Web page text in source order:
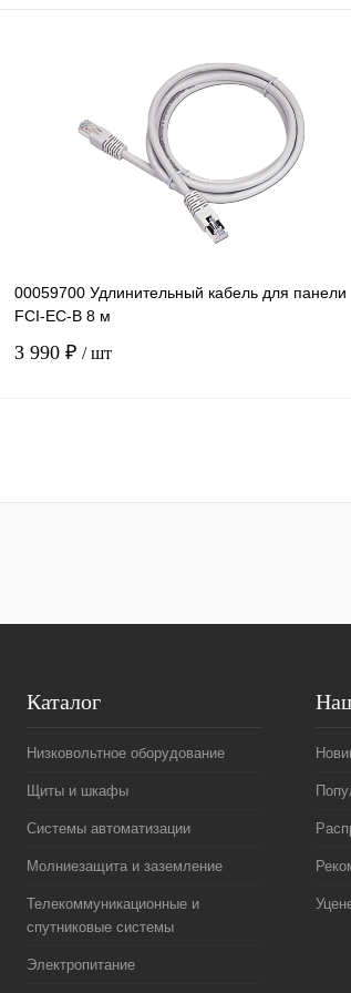
Сравнение
В избранное Под заказ
00059700 Удлинительный кабель для панели
FCI-EC-В 8 м
3 990 ₽ / шт
Купить в 1 клик Сравнение
Каталог
Низковольтное оборудование
Щиты и шкафы
Системы автоматизации
Молниезащита и заземление
Телекоммуникационные и
спутниковые системы
Электропитание